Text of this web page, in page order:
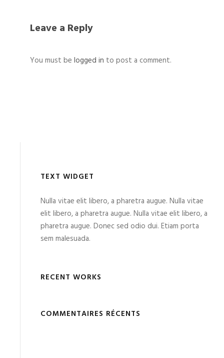
Leave a Reply
You must be logged in to post a comment.
TEXT WIDGET
Nulla vitae elit libero, a pharetra augue. Nulla vitae
elit libero, a pharetra augue. Nulla vitae elit libero, a
pharetra augue. Donec sed odio dui. Etiam porta
sem malesuada.
RECENT WORKS
COMMENTAIRES RÉCENTS